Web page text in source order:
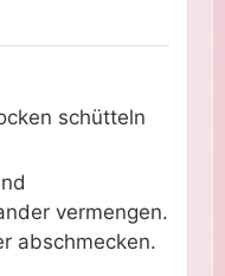
schütteln
vermengen.
abschmecken.